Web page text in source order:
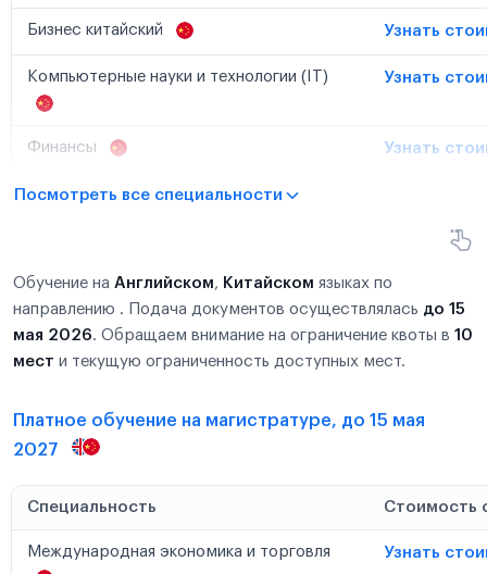
Бизнес китайский Узнать
Компьютерные науки и технологии (IT) Узнать
Финансы Узнать
Посмотреть все специальности
Обучение на Английском, Китайском языках по
направлению . Подача документов осуществлялась до 15
мая 2026. Обращаем внимание на ограничение квоты в 10
мест и текущую ограниченность доступных мест.
Платное обучение на магистратуре, до 15 мая
2027
Специальность Стоимость
Международная экономика и торговля Узнать